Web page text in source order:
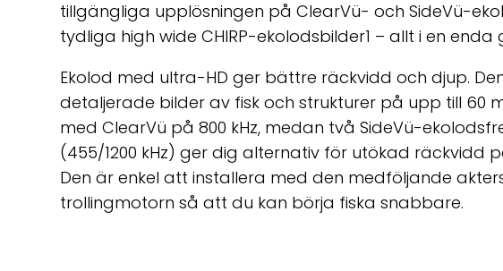
tillgängliga upplösningen på ClearVü- och SideVü-
tydliga high wide CHIRP-ekolodsbilder1 – allt i en enda
Ekolod med ultra-HD ger bättre räckvidd och djup.
detaljerade bilder av fisk och strukturer på upp till 60
med ClearVü på 800 kHz, medan två SideVü-
(455/1200 kHz) ger dig alternativ för utökad räckvidd
Den är enkel att installera med den medföljande
trollingmotorn så att du kan börja fiska snabbare.